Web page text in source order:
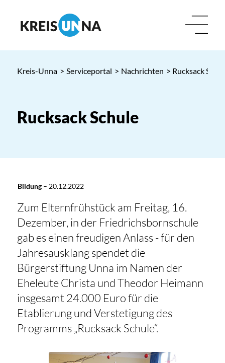
Kreis-Unna > Serviceportal > Nachrichten > Rucksack
Rucksack Schule
Bildung– 20.12.2022
Zum Elternfrühstück am Freitag, 16.
Dezember, in der Friedrichsbornschule
gab es einen freudigen Anlass - für den
Jahresausklang spendet die
Bürgerstiftung Unna im Namen der
Eheleute Christa und Theodor Heimann
insgesamt 24.000 Euro für die
Etablierung und Verstetigung des
Programms „Rucksack Schule“.